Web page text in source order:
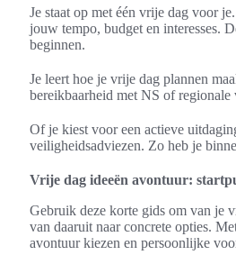
Je staat op met één vrije dag voor
jouw tempo, budget en interesses.
beginnen.
Je leert hoe je vrije dag plannen
bereikbaarheid met NS of regionale
Of je kiest voor een actieve
veiligheidsadviezen. Zo heb je
Vrije dag ideeën avontuur:
Gebruik deze korte gids om van je
van daaruit naar concrete opties.
avontuur kiezen en persoonlijke